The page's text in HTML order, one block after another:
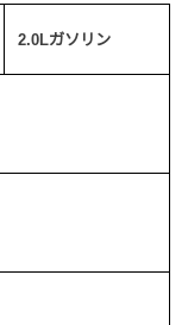
2.0Lガソリン